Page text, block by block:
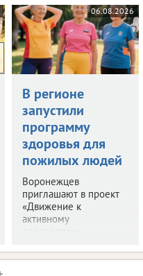
06.08.2026
В регионе
запустили
программу
здоровья для
пожилых людей
Воронежцев
приглашают в проект
«Движение к
активному